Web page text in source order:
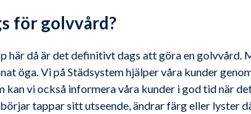
för golvvård?
här då är det definitivt dags att göra en golvvård.
öga. Vi på Städsystem hjälper våra kunder
kan vi också informera våra kunder i god tid när
tappar sitt utseende, ändrar färg eller lyster